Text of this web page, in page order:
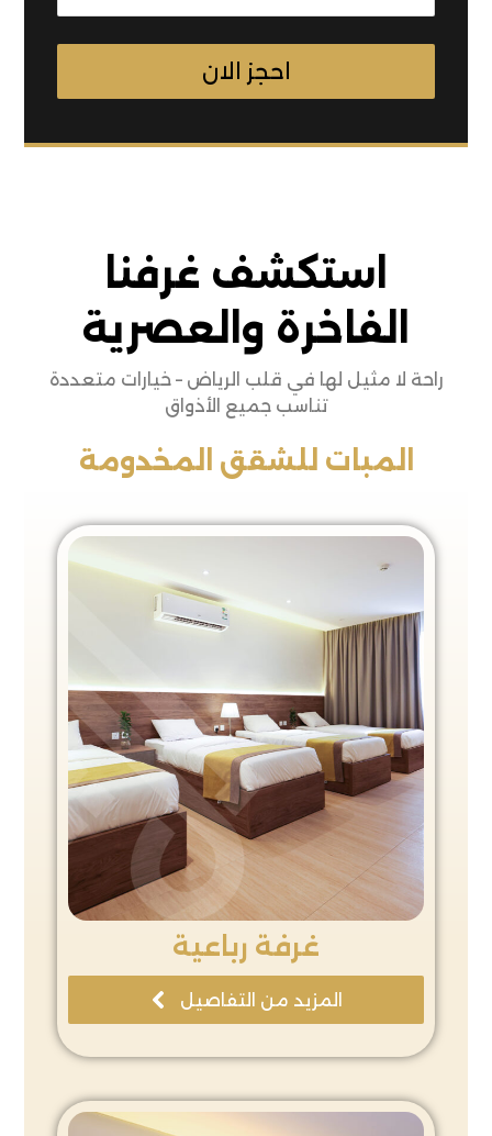
استكشف غرفنا
الفاخرة والعصرية
راحة لا مثيل لها في قلب الرياض – خيارات متعددة
تناسب جميع الأذواق
المبات للشقق المخدومة
غرفة رباعية
المزيد من التفاصيل